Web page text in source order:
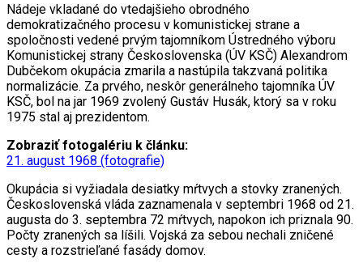
Nádeje vkladané do vtedajšieho obrodného
demokratizačného procesu v komunistickej strane a
spoločnosti vedené prvým tajomníkom Ústredného výboru
Komunistickej strany Československa (ÚV KSČ) Alexandrom
Dubčekom okupácia zmarila a nastúpila takzvaná politika
normalizácie. Za prvého, neskôr generálneho tajomníka ÚV
KSČ, bol na jar 1969 zvolený Gustáv Husák, ktorý sa v roku
1975 stal aj prezidentom.
Zobraziť fotogalériu k článku:
21. august 1968 (fotografie)
Okupácia si vyžiadala desiatky mŕtvych a stovky zranených.
Československá vláda zaznamenala v septembri 1968 od 21.
augusta do 3. septembra 72 mŕtvych, napokon ich priznala 90.
Počty zranených sa líšili. Vojská za sebou nechali zničené
cesty a rozstrieľané fasády domov.